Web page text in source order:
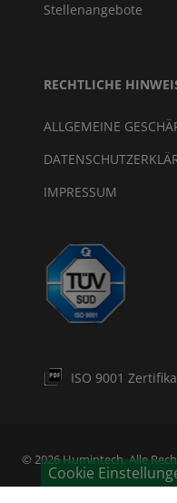
Stellenangebote
RECHTLICHE
ALLGEMEINE
IMPRESSUM
ISO 9001
© 2026 Humintech. Alle
Cookie